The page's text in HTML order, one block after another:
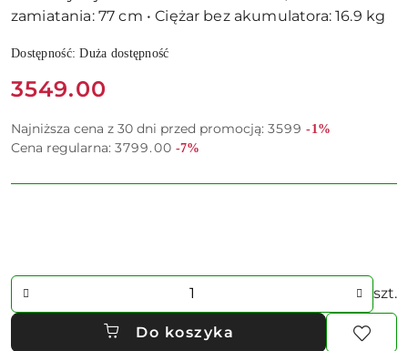
zamiatania: 77 cm • Ciężar bez akumulatora: 16.9 kg
Dostępność:Duża dostępność
Cena:
3549.00
Najniższa cena z 30 dni przed promocją: 3599 Rabat:
-1%
Cena regularna: 3799.00 Rabat:
-7%
Ilość szt.
Do koszyka